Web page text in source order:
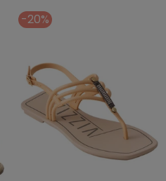
-20%